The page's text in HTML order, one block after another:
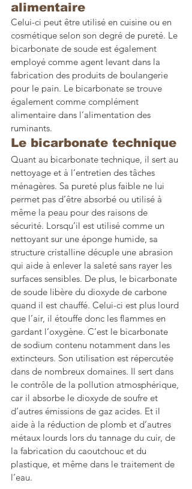
alimentaire
Celui-ci peut être utilisé en cuisine ou en
cosmétique selon son degré de pureté. Le
bicarbonate de soude est également
employé comme agent levant dans la
fabrication des produits de boulangerie
pour le pain. Le bicarbonate se trouve
également comme complément
alimentaire dans l’alimentation des
ruminants.
Le bicarbonate technique
Quant au bicarbonate technique, il sert au
nettoyage et à l’entretien des tâches
ménagères. Sa pureté plus faible ne lui
permet pas d’être absorbé ou utilisé à
même la peau pour des raisons de
sécurité. Lorsqu’il est utilisé comme un
nettoyant sur une éponge humide, sa
structure cristalline décuple une abrasion
qui aide à enlever la saleté sans rayer les
surfaces sensibles. De plus, le bicarbonate
de soude libère du dioxyde de carbone
quand il est chauffé. Celui-ci est plus lourd
que l’air, il étouffe donc les flammes en
gardant l’oxygène. C’est le bicarbonate
de sodium contenu notamment dans les
extincteurs. Son utilisation est répercutée
dans de nombreux domaines. Il sert dans
le contrôle de la pollution atmosphérique,
car il absorbe le dioxyde de soufre et
d’autres émissions de gaz acides. Et il
aide à la réduction de plomb et d’autres
métaux lourds lors du tannage du cuir, de
la fabrication du caoutchouc et du
plastique, et même dans le traitement de
l’eau.